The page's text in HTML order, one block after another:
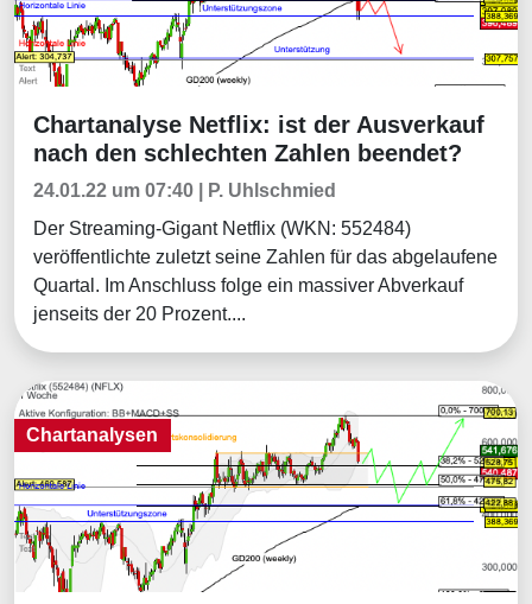
Chartanalysen
Chartanalyse Netflix: ist der Ausverkauf
nach den schlechten Zahlen beendet?
24.01.22 um 07:40 | P. Uhlschmied
Der Streaming-Gigant Netflix (WKN: 552484)
veröffentlichte zuletzt seine Zahlen für das abgelaufene
Quartal. Im Anschluss folge ein massiver Abverkauf
jenseits der 20 Prozent....
Chartanalysen